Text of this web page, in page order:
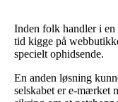
Inden folk handler i en
tid kigge på
specielt ophidsende.
En anden løsning
selskabet er e-mærket